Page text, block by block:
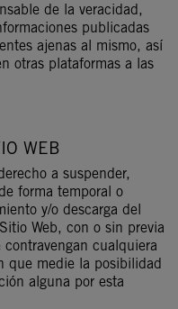
de la veracidad,
publicadas
ajenas al mismo, así
otras plataformas a las
WEB
a suspender,
forma temporal o
y/o descarga del
Web, con o sin previa
cualquiera
que medie la posibilidad
alguna por esta